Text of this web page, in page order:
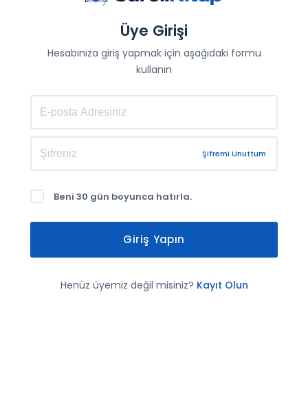
Üye Girişi
Hesabınıza giriş yapmak için aşağıdaki formu
kullanın
Şifremi Unuttum
Beni 30 gün boyunca hatırla.
Giriş Yapın
Henüz üyemiz değil misiniz? Kayıt Olun